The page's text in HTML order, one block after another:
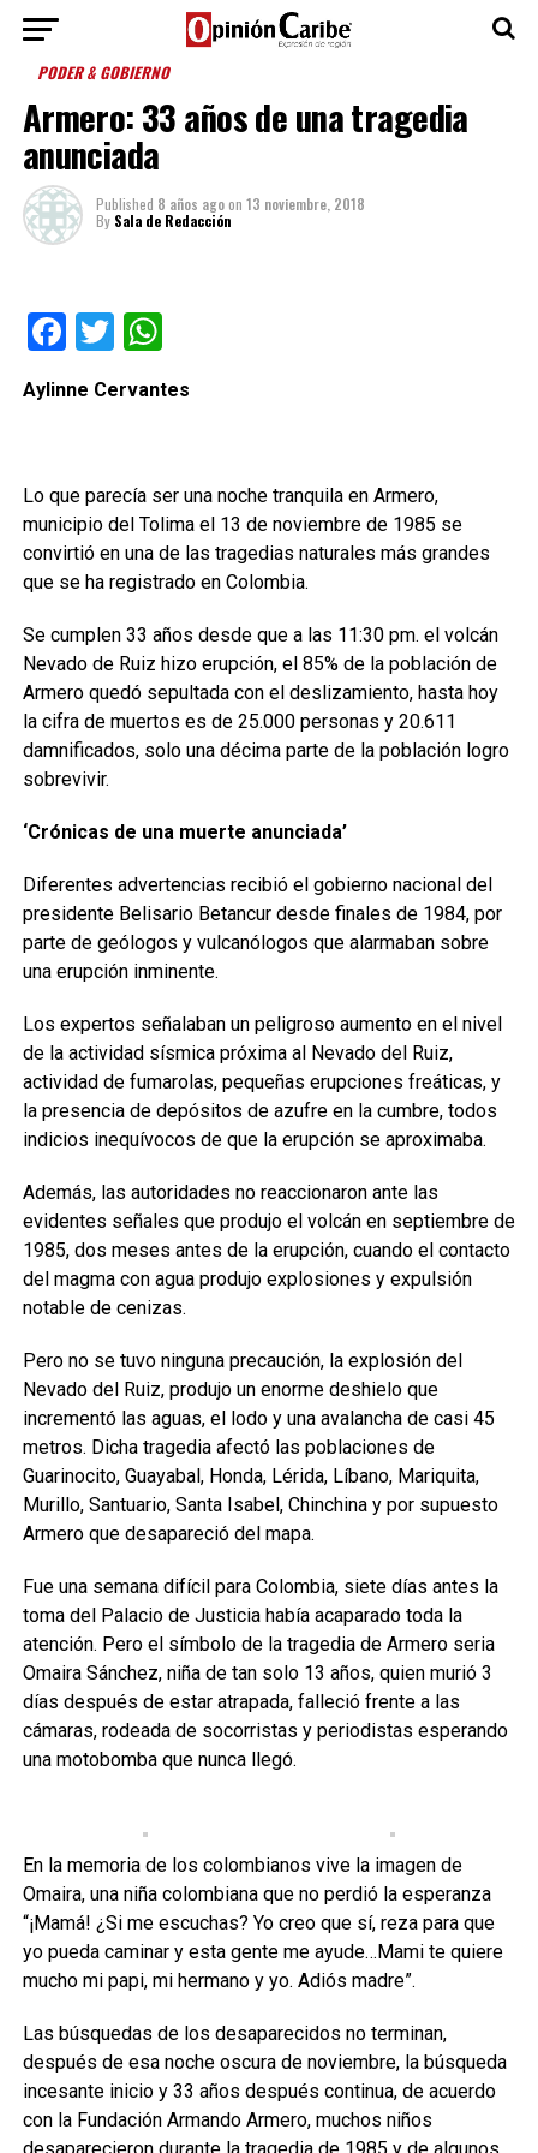
PODER & GOBIERNO
Armero: 33 años de una tragedia
anunciada
Published 8 años agoon 13 noviembre, 2018
By Sala de Redacción
Facebook
TwitterWhatsApp
Aylinne Cervantes
Lo que parecía ser una noche tranquila en Armero,
municipio del Tolima el 13 de noviembre de 1985 se
convirtió en una de las tragedias naturales más grandes
que se ha registrado en Colombia.
Se cumplen 33 años desde que a las 11:30 pm. el volcán
Nevado de Ruiz hizo erupción, el 85% de la población de
Armero quedó sepultada con el deslizamiento, hasta hoy
la cifra de muertos es de 25.000 personas y 20.611
damnificados, solo una décima parte de la población logro
sobrevivir.
‘Crónicas de una muerte anunciada’
Diferentes advertencias recibió el gobierno nacional del
presidente Belisario Betancur desde finales de 1984, por
parte de geólogos y vulcanólogos que alarmaban sobre
una erupción inminente.
Los expertos señalaban un peligroso aumento en el nivel
de la actividad sísmica próxima al Nevado del Ruiz,
actividad de fumarolas, pequeñas erupciones freáticas, y
la presencia de depósitos de azufre en la cumbre, todos
indicios inequívocos de que la erupción se aproximaba.
Además, las autoridades no reaccionaron ante las
evidentes señales que produjo el volcán en septiembre de
1985, dos meses antes de la erupción, cuando el contacto
del magma con agua produjo explosiones y expulsión
notable de cenizas.
Pero no se tuvo ninguna precaución, la explosión del
Nevado del Ruiz, produjo un enorme deshielo que
incrementó las aguas, el lodo y una avalancha de casi 45
metros. Dicha tragedia afectó las poblaciones de
Guarinocito, Guayabal, Honda, Lérida, Líbano, Mariquita,
Murillo, Santuario, Santa Isabel, Chinchina y por supuesto
Armero que desapareció del mapa.
Fue una semana difícil para Colombia, siete días antes la
toma del Palacio de Justicia había acaparado toda la
atención. Pero el símbolo de la tragedia de Armero seria
Omaira Sánchez, niña de tan solo 13 años, quien murió 3
días después de estar atrapada, falleció frente a las
cámaras, rodeada de socorristas y periodistas esperando
una motobomba que nunca llegó.
En la memoria de los colombianos vive la imagen de
Omaira, una niña colombiana que no perdió la esperanza
“¡Mamá! ¿Si me escuchas? Yo creo que sí, reza para que
yo pueda caminar y esta gente me ayude…Mami te quiere
mucho mi papi, mi hermano y yo. Adiós madre”.
Las búsquedas de los desaparecidos no terminan,
después de esa noche oscura de noviembre, la búsqueda
incesante inicio y 33 años después continua, de acuerdo
con la Fundación Armando Armero, muchos niños